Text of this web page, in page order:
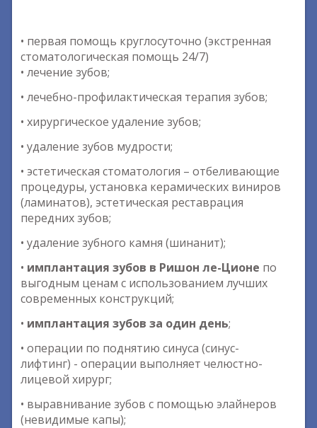
• первая помощь круглосуточно (экстренная
стоматологическая помощь 24/7)
• лечение зубов;
• лечебно-профилактическая терапия зубов;
• хирургическое удаление зубов;
• удаление зубов мудрости;
• эстетическая стоматология – отбеливающие
процедуры, установка керамических виниров
(ламинатов), эстетическая реставрация
передних зубов;
• удаление зубного камня (шинанит);
• имплантация зубов в Ришон ле-Ционе по
выгодным ценам с использованием лучших
современных конструкций;
• имплантация зубов за один день;
• операции по поднятию синуса (синус-
лифтинг) - операции выполняет челюстно-
лицевой хирург;
• выравнивание зубов с помощью элайнеров
(невидимые капы);